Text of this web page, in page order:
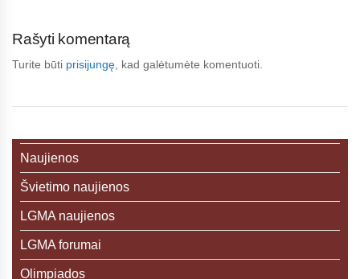
Rašyti komentarą
Turite būti prisijungę , kad galėtumėte komentuoti.
Naujienos
Švietimo naujienos
LGMA naujienos
LGMA forumai
Olimpiados